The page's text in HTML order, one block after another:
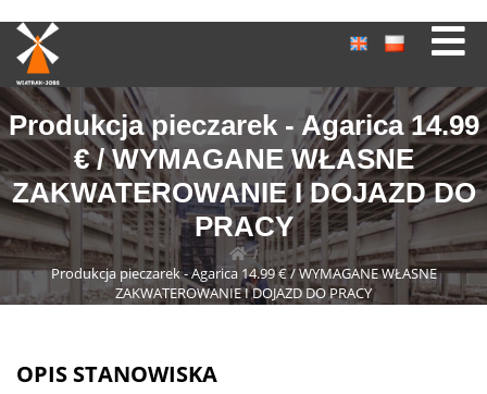
Produkcja pieczarek - Agarica 14.99
€ / WYMAGANE WŁASNE
ZAKWATEROWANIE I DOJAZD DO
PRACY
/
Produkcja pieczarek - Agarica 14.99 € / WYMAGANE WŁASNE
ZAKWATEROWANIE I DOJAZD DO PRACY
OPIS STANOWISKA